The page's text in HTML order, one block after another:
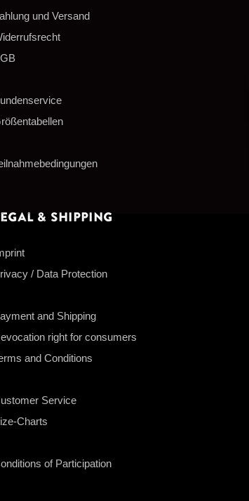
und Versand
& Shipping
/ Data Protection
and Shipping
right for consumers
and Conditions
Service
Charts
of Participation